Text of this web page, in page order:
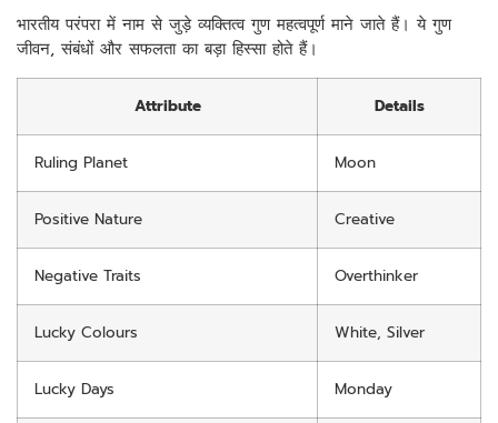
भारतीय परंपरा में नाम से जुड़े व्यक्तित्व गुण महत्वपूर्ण माने जाते हैं। ये गुण
जीवन, संबंधों और सफलता का बड़ा हिस्सा होते हैं।
Attribute Details
Ruling Planet Moon
Positive Nature Creative
Negative Traits Overthinker
Lucky Colours White, Silver
Lucky Days Monday